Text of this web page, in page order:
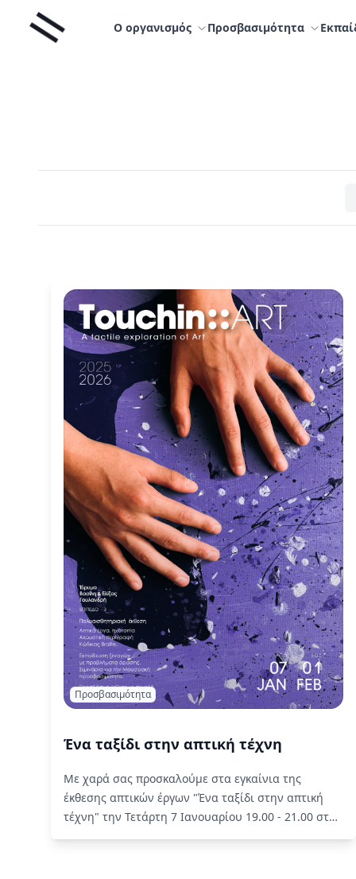
Μετάβαση
περιεχόμενο
Liminal Ο οργανισμός Προσβασιμότητα
Προσβασιμότητα
Ένα ταξίδι στην απτική τέχνη
Με χαρά σας προσκαλούμε στα εγκαίνια της
έκθεσης απτικών έργων "Ένα ταξίδι στην απτική
τέχνη" την Τετάρτη 7 Ιανουαρίου 19.00 - 21.00 στο